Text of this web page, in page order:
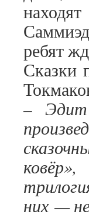
ребят
Сказки
– Эдит
них —